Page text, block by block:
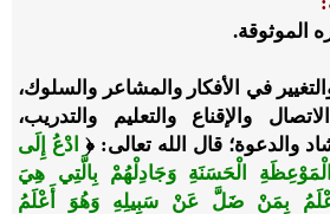
الموثوقة.
في الأفكار والمشاعر والسلوك،
والإقناع والتعليم والتدريب،
والدعوة؛ قال الله تعالى: ﴿ ادْعُ إِلَى
الْحَسَنَةِ وَجَادِلْهُمْ بِالَّتِي هِيَ
بِمَنْ ضَلَّ عَنْ سَبِيلِهِ وَهُوَ أَعْلَمُ